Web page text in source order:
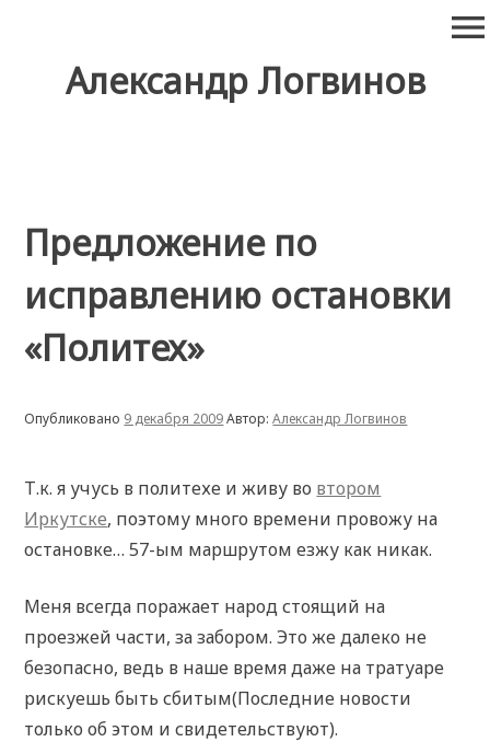
содержимомуАлександр Логвинов
menu
Предложение по
исправлению остановки
«Политех»
Опубликовано 9 декабря 2009Автор:Александр Логвинов
Т.к. я учусь в политехе и живу во втором
Иркутске, поэтому много времени провожу на
остановке… 57-ым маршрутом езжу как никак.
Меня всегда поражает народ стоящий на
проезжей части, за забором. Это же далеко не
безопасно, ведь в наше время даже на тратуаре
рискуешь быть сбитым(Последние новости
только об этом и свидетельствуют).